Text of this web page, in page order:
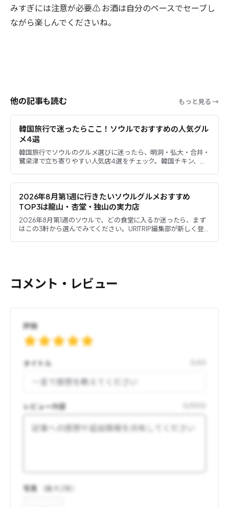
みすぎには注意が必要⚠️ お酒は自分のペースでセーブし
ながら楽しんでくださいね。
他の記事も読む もっと見る →
韓国旅行で迷ったらここ！ソウルでおすすめの人気グル
メ4選
韓国旅行でソウルのグルメ選びに迷ったら、明洞・弘大・合井・
鷺梁津で立ち寄りやすい人気店4選をチェック。韓国チキン、辛
2026年8月第1週に行きたいソウルグルメおすすめ
TOP3は龍山・杏堂・独山の実力店
2026年8月第1週のソウルで、どの食堂に入るか迷ったら、まず
はこの3軒から選んでみてください。URITRIP編集部が新しく登
コメント・レビュー
評価
タイトル
レビュー内容
写真 （最大 枚）